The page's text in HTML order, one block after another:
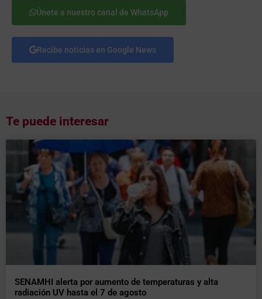
Únete a nuestro canal de WhatsApp
Recibe noticias en Google News
Te puede interesar
SENAMHI alerta por aumento de temperaturas y alta
radiación UV hasta el 7 de agosto